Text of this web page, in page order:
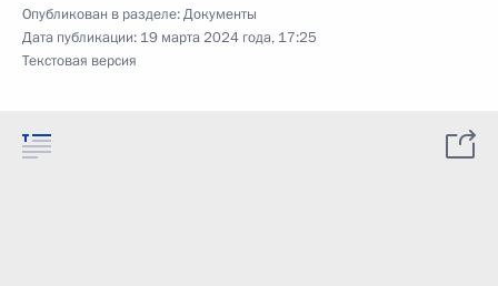
Опубликован в разделе:Документы
Дата публикации: 19 марта 2024 года, 17:25
Текстовая версия